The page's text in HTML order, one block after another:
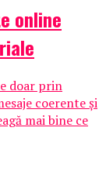
online
doar prin
coerente și
mai bine ce